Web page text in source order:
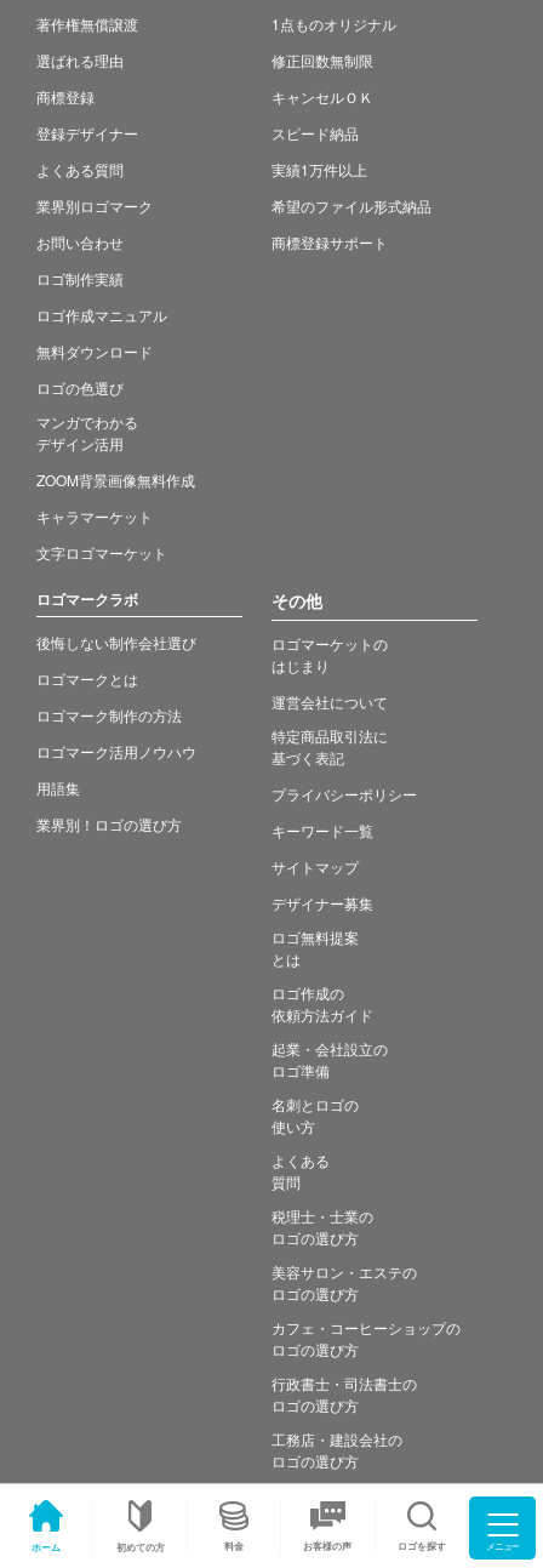
ホーム 初めての方 料金 お客様の声 ロゴを探す メニュー
著作権無償譲渡
選ばれる理由
商標登録
登録デザイナー
よくある質問
業界別ロゴマーク
お問い合わせ
ロゴ制作実績
ロゴ作成マニュアル
無料ダウンロード
ロゴの色選び
マンガでわかる
デザイン活用
ZOOM背景画像無料作成
キャラマーケット
文字ロゴマーケット
1点ものオリジナル
修正回数無制限
キャンセルＯＫ
スピード納品
実績1万件以上
希望のファイル形式納品
商標登録サポート
ロゴマークラボ
後悔しない制作会社選び
ロゴマークとは
ロゴマーク制作の方法
ロゴマーク活用ノウハウ
用語集
業界別！ロゴの選び方
その他
ロゴマーケットの
はじまり
運営会社について
特定商品取引法に
基づく表記
プライバシーポリシー
キーワード一覧
サイトマップ
デザイナー募集
ロゴ無料提案
とは
ロゴ作成の
依頼方法ガイド
起業・会社設立の
ロゴ準備
名刺とロゴの
使い方
よくある
質問
税理士・士業の
ロゴの選び方
美容サロン・エステの
ロゴの選び方
カフェ・コーヒーショップの
ロゴの選び方
行政書士・司法書士の
ロゴの選び方
工務店・建設会社の
ロゴの選び方
Copyright © Simple works Inc. All Rights Reserved.